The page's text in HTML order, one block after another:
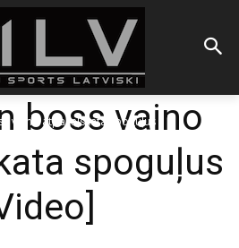
vaino atpakaļskata spoguļus
boss vaino
spoguļus